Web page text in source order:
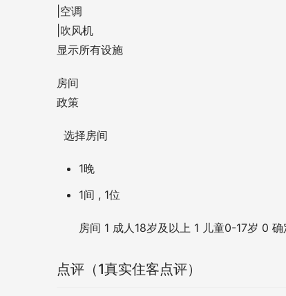
空调
吹风机
显示所有设施
房间
政策
  选择房间
1晚
1间 , 1位
房间 1 成人18岁及以上 1 儿童0-17岁 0 确
点评 （1真实住客点评）